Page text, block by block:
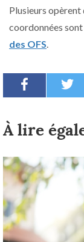
Plusieurs opèrent
coordonnées
des OFS
À lire